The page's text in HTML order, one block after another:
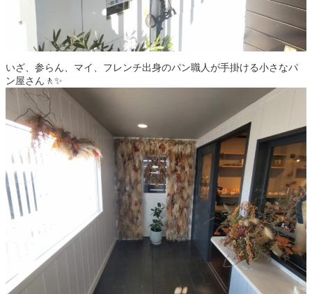
いざ、参らん、マイ、フレンチ出身のパン職人が手掛ける小さなパ
ン屋さん🚶✨